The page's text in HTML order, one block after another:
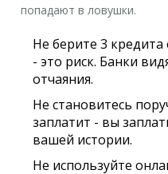
попадают в ловушки.
Не берите 3 кредита
- это риск. Банки
отчаяния.
Не становитесь
заплатит - вы
вашей истории.
Не используйте